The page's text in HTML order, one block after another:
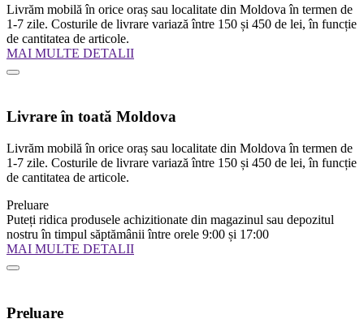
Livrăm mobilă în orice oraș sau localitate din Moldova în termen de
1-7 zile. Costurile de livrare variază între 150 și 450 de lei, în funcție
de cantitatea de articole.
MAI MULTE DETALII
Livrare în toată Moldova
Livrăm mobilă în orice oraș sau localitate din Moldova în termen de
1-7 zile. Costurile de livrare variază între 150 și 450 de lei, în funcție
de cantitatea de articole.
Preluare
Puteți ridica produsele achizitionate din magazinul sau depozitul
nostru în timpul săptămânii între orele 9:00 și 17:00
MAI MULTE DETALII
Preluare